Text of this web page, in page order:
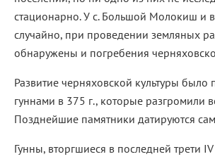
стационарно. У с. Большой Молокиш и
случайно, при проведении земляных
обнаружены и погребения
Развитие черняховской культуры было
гуннами в 375 г., которые разгромили
Позднейшие памятники датируются
Гунны, вторгшиеся в последней трети